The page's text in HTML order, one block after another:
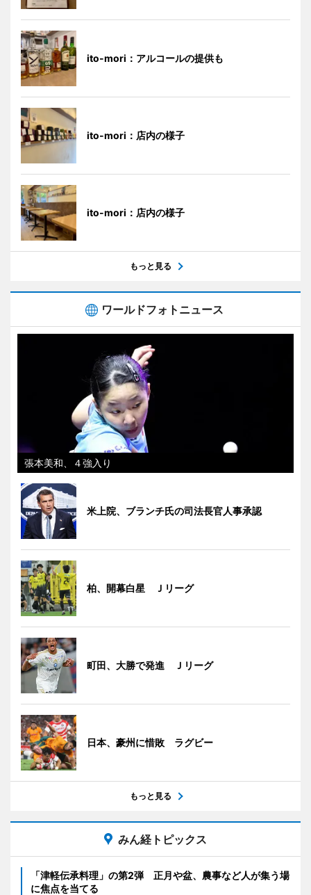
ito-mori：アルコールの提供も
ito-mori：店内の様子
ito-mori：店内の様子
もっと見る
ワールドフォトニュース
張本美和、４強入り
米上院、ブランチ氏の司法長官人事承認
柏、開幕白星 Ｊリーグ
町田、大勝で発進 Ｊリーグ
日本、豪州に惜敗 ラグビー
もっと見る
みん経トピックス
「津軽伝承料理」の第2弾 正月や盆、農事など人が集う場
に焦点を当てる